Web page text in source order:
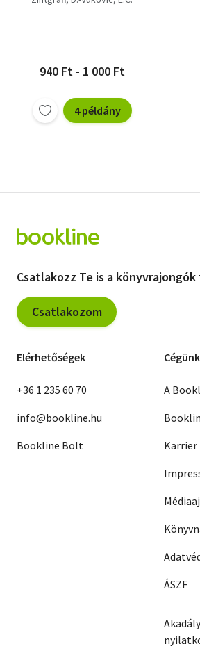
940 Ft - 1 000 Ft
4 példány
Csatlakozz Te is a
Csatlakozom
Elérhetőségek
+36 1 235 60 70
info@bookline.hu
Bookline Bolt
Cégünk
A
Karrier
ÁSZF